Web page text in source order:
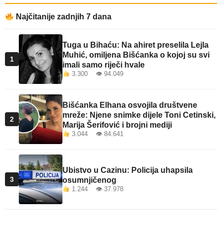
Najčitanije zadnjih 7 dana
1
Tuga u Bihaću: Na ahiret preselila Lejla
Muhić, omiljena Bišćanka o kojoj su svi
imali samo riječi hvale
3.300 👁 94.049
2
Bišćanka Elhana osvojila društvene
mreže: Njene snimke dijele Toni Cetinski,
Marija Šerifović i brojni mediji
3.044 👁 84.641
3
Ubistvo u Cazinu: Policija uhapsila
osumnjičenog
1.244 👁 37.978